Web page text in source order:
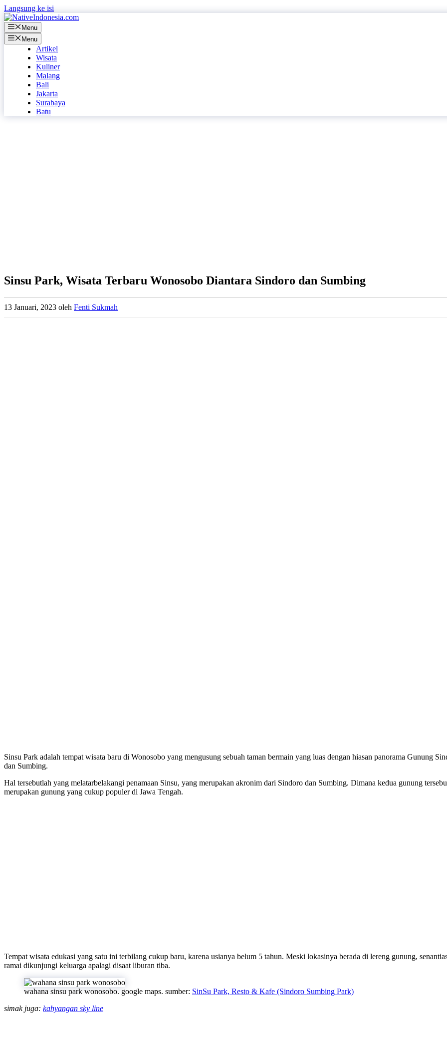
Langsung ke isi
Menu
Menu
Artikel
Wisata
Kuliner
Malang
Bali
Jakarta
Surabaya
Batu
Sinsu Park, Wisata Terbaru Wonosobo Diantara Sindoro dan Sumbing
13 Januari, 2023 oleh Fenti Sukmah
Sinsu Park adalah tempat wisata baru di Wonosobo yang mengusung sebuah taman bermain yang luas dengan hiasan panorama Gunung
dan Sumbing.
Hal tersebutlah yang melatarbelakangi penamaan Sinsu, yang merupakan akronim dari Sindoro dan Sumbing. Dimana kedua gunung
merupakan gunung yang cukup populer di Jawa Tengah.
Tempat wisata edukasi yang satu ini terbilang cukup baru, karena usianya belum 5 tahun. Meski lokasinya berada di lereng gunung,
ramai dikunjungi keluarga apalagi disaat liburan tiba.
wahana sinsu park wonosobo. google maps. sumber: SinSu Park, Resto & Kafe (Sindoro Sumbing Park)
simak juga: kahyangan sky line